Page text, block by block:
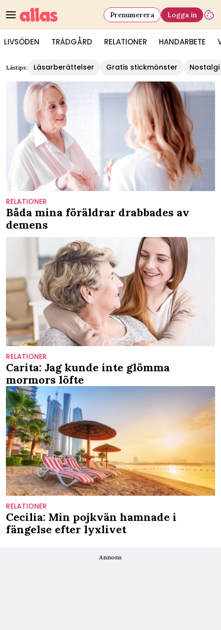
LIVSÖDEN TRÄDGÅRD RELATIONER HANDARBETE
Prenumerera Logga in
Lästips: Läsarberättelser Gratis stickmönster Nostalgi
RELATIONER
Båda mina föräldrar drabbades av
demens
RELATIONER
Carita: Jag kunde inte glömma
mormors löfte
RELATIONER
Cecilia: Min pojkvän hamnade i
fängelse efter lyxlivet
Annons